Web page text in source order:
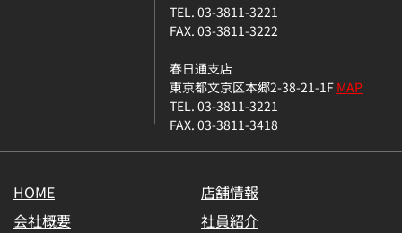
TEL. 03-3811-3221
FAX. 03-3811-3222
春日通支店
東京都文京区本郷2-38-21-1FMAP
TEL. 03-3811-3221
FAX. 03-3811-3418
HOME
店舗情報
会社概要
社員紹介